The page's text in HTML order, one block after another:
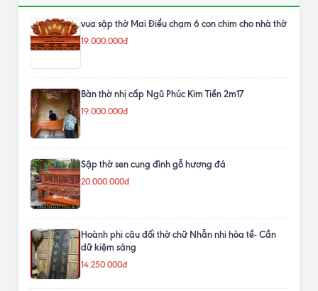
vua sập thờ Mai Điểu chạm 6 con chim cho nhà thờ
19.000.000đ
Bàn thờ nhị cấp Ngũ Phúc Kim Tiền 2m17
19.000.000đ
Sập thờ sen cung đình gỗ hương đá
20.000.000đ
Hoành phi câu đối thờ chữ Nhẫn nhi hòa tề- Cần
dữ kiệm sáng
14.250.000đ